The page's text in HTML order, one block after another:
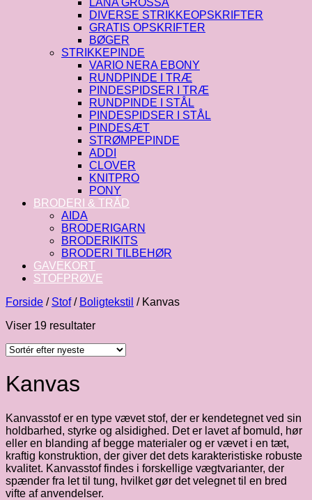
LANA GROSSA
DIVERSE STRIKKEOPSKRIFTER
GRATIS OPSKRIFTER
BØGER
STRIKKEPINDE
VARIO NERA EBONY
RUNDPINDE I TRÆ
PINDESPIDSER I TRÆ
RUNDPINDE I STÅL
PINDESPIDSER I STÅL
PINDESÆT
STRØMPEPINDE
ADDI
CLOVER
KNITPRO
PONY
BRODERI & TRÅD
AIDA
BRODERIGARN
BRODERIKITS
BRODERI TILBEHØR
GAVEKORT
STOFPRØVE
Forside / Stof / Boligtekstil /Kanvas
Viser 19 resultaterSorteret
seneste
Kanvas
Kanvasstof er en type vævet stof, der er kendetegnet ved sin
holdbarhed, styrke og alsidighed. Det er lavet af bomuld, hør
eller en blanding af begge materialer og er vævet i en tæt,
kraftig konstruktion, der giver det dets karakteristiske robuste
kvalitet. Kanvasstof findes i forskellige vægtvarianter, der
spænder fra let til tung, hvilket gør det velegnet til en bred
vifte af anvendelser.